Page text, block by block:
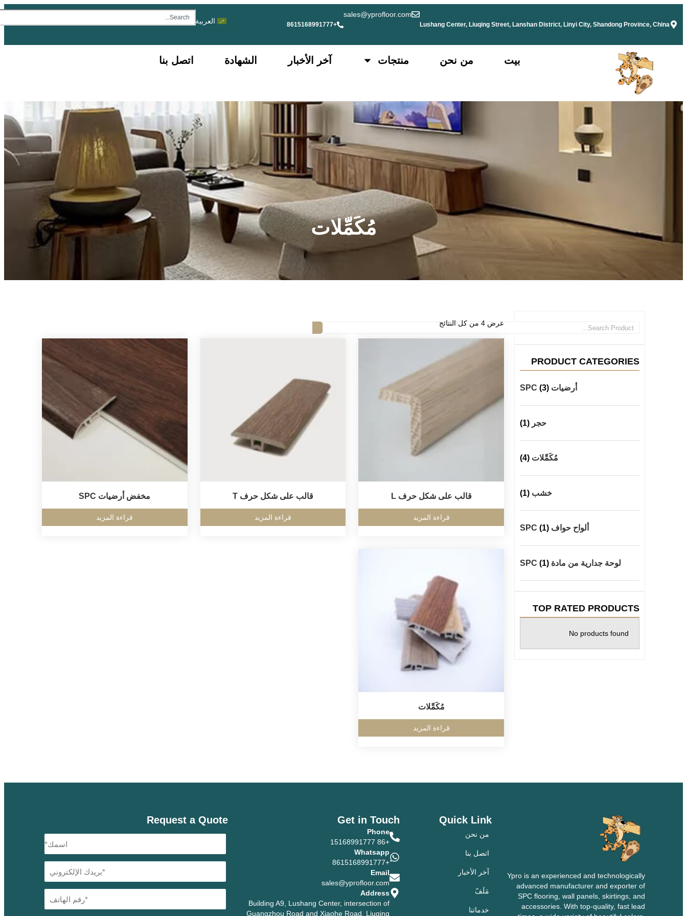
Lushang Center, Liuqing Street, Lanshan District, Linyi City, Shandong Province, China
sales@yprofloor.com
+8615168991777 العربية
بيت من نحن منتجات آخر الأخبار الشهادة اتصل بنا
مُكَمِّلات
PRODUCT CATEGORIES
أرضيات SPC (3)
حجر (1)
مُكَمِّلات (4)
خشب (1)
ألواح حواف SPC (1)
لوحة جدارية من مادة SPC (1)
TOP RATED PRODUCTS
No products found
عرض ⁦4⁩ من كل النتائج
قالب على شكل حرف L
قراءة المزيد
قالب على شكل حرف T
قراءة المزيد
مخفض أرضيات SPC
قراءة المزيد
مُكَمِّلات
قراءة المزيد
Ypro is an experienced and technologically
advanced manufacturer and exporter of
SPC flooring, wall panels, skirtings, and
accessories. With top-quality, fast lead
Quick Link
من نحن
اتصل بنا
آخر الأخبار
مَلَفّ
خدماتنا
Get in Touch
Phone
+86 15168991777
Whatsapp
+8615168991777
Email
sales@yprofloor.com
Address
Building A9, Lushang Center, intersection of
Guangzhou Road and Xiaohe Road, Liuqing
Request a Quote